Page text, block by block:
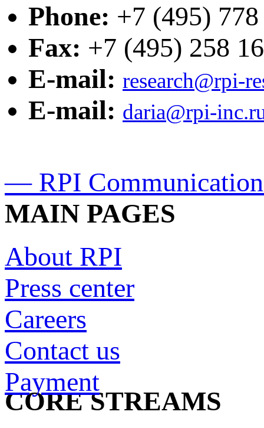
Phone: +7 (495)
Fax: +7 (495) 258
E-mail: research@rpi-
E-mail: daria@rpi-
— RPI
MAIN PAGES
About RPI
Press center
Careers
Contact us
Payment
CORE STREAMS